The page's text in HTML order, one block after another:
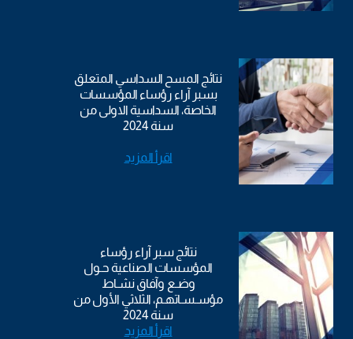
نتائج المسح السداسي المتعلق
بسبر آراء رؤساء المؤسسات
الخاصة، السداسية الاولى من
سنة 2024
اقرأ المزيد
نتائج سبر آراء رؤساء
المؤسسات الصناعية حـول
وضـع وآفاق نشـاط
مؤسـسـاتهـم، الثلاثي الأول من
سنة 2024
اقرأ المزيد